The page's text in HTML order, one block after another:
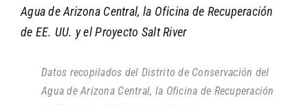
Agua de Arizona Central, la Oficina de Recuperación
de EE. UU. y el Proyecto Salt River
Datos recopilados del Distrito de Conservación del
Agua de Arizona Central, la Oficina de Recuperación